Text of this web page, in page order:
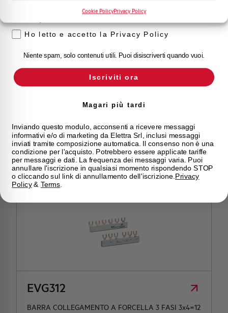
Cookie PolicyPrivacy Policy
EVG39
BARRA COLLEGAMENTO A FORCELLA 3 FASI 3x3=9
EVG312
BARRA COLLEGAMENTO A FORCELLA 3 FASI 3x4=12
Ho letto e accetto la Privacy Policy
Niente spam, solo contenuti utili. Puoi disiscriverti quando vuoi.
Iscriviti ora
Magari più tardi
Inviando questo modulo, acconsenti a ricevere messaggi
informativi e/o di marketing da Elettra Srl, inclusi messaggi
inviati tramite composizione automatica. Il consenso non è una
condizione per l'acquisto. Potrebbero essere applicate tariffe
per messaggi e dati. La frequenza dei messaggi varia. Puoi
annullare l'iscrizione in qualsiasi momento rispondendo STOP
o cliccando sul link di annullamento dell'iscrizione. Privacy
Policy& Terms